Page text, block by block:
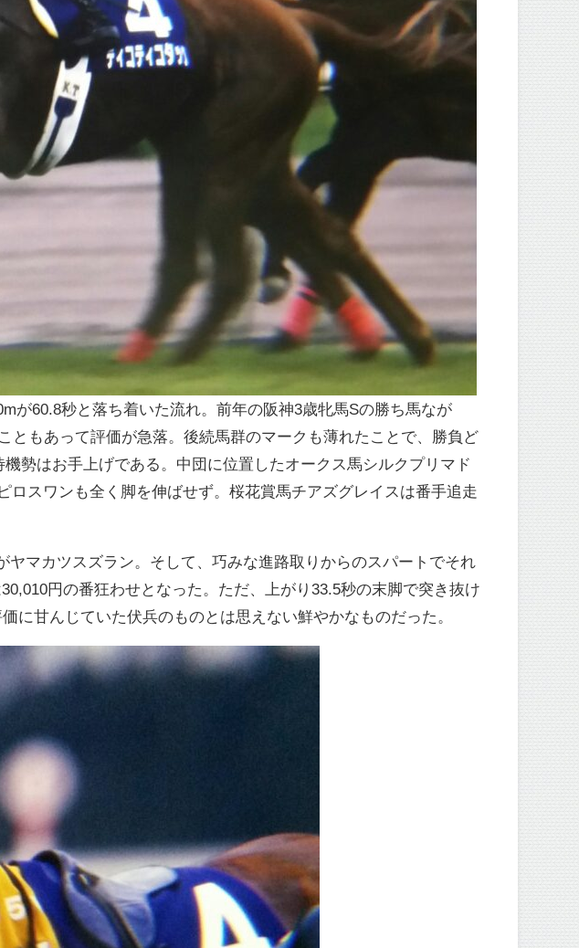
が60.8秒と落ち着いた流れ。前年の阪神3歳牝馬Sの勝ち馬なが
ともあって評価が急落。後続馬群のマークも薄れたことで、勝負ど
勢はお手上げである。中団に位置したオークス馬シルクプリマド
スワンも全く脚を伸ばせず。桜花賞馬チアズグレイスは番手追走
マカツスズラン。そして、巧みな進路取りからのスパートでそれ
円の番狂わせとなった。ただ、上がり33.5秒の末脚で突き抜け
に甘んじていた伏兵のものとは思えない鮮やかなものだった。